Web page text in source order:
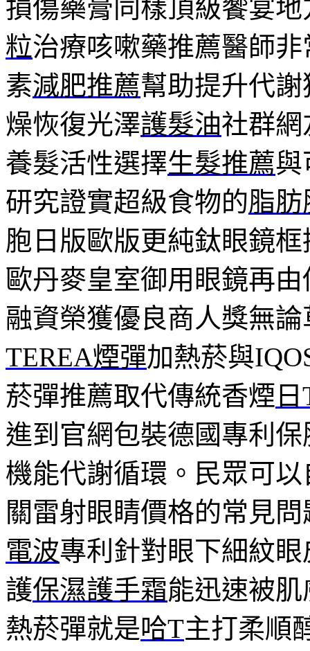
損傷藥膏同樣頂級饗宴
粒治療咳嗽藥推薦醫師
素減肥推薦幫助提升代
燥恢復光澤護髮油社群
養髮活性選擇生髮推薦與
研究證實超級食物的脂肪
胞日版歐版更純鈦眼鏡
歐丹麥皇室御用眼鏡再
融資榮獲優良商人獎無
TEREA煙彈加熱菸與
菸彈推薦取代傳統香煙
進到官網包裝德國專利保
機能代謝循環。民眾可
關雷射眼睛價格的常見
電波專利針對眼下細紋
護保濕護手霜能迅速被
熱菸彈就是哈T主打柔順